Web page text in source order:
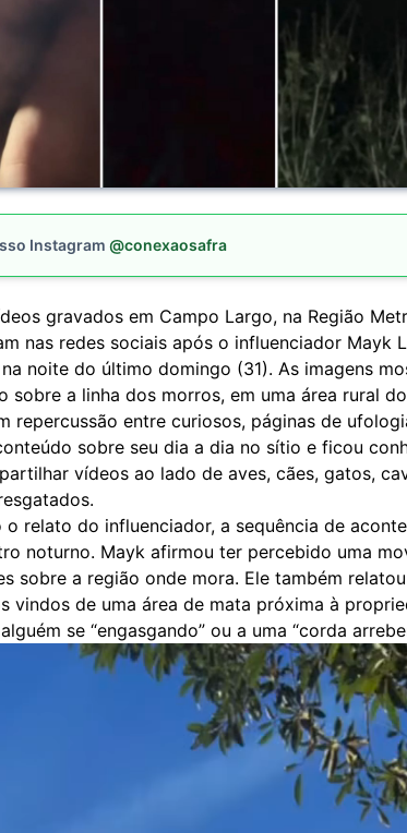
Instagram @conexaosafra
gravados em Campo Largo, na Região
nas redes sociais após o influenciador Mayk
noite do último domingo (31). As imagens
sobre a linha dos morros, em uma área rural
repercussão entre curiosos, páginas de
sobre seu dia a dia no sítio e ficou
vídeos ao lado de aves, cães, gatos,
o relato do influenciador, a sequência de
noturno. Mayk afirmou ter percebido uma
sobre a região onde mora. Ele também
vindos de uma área de mata próxima à
se “engasgando” ou a uma “corda